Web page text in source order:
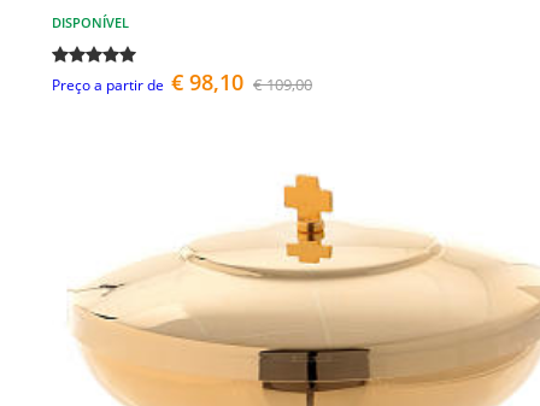
DISPONÍVEL
Preço a partir de € 98,10 € 109,00